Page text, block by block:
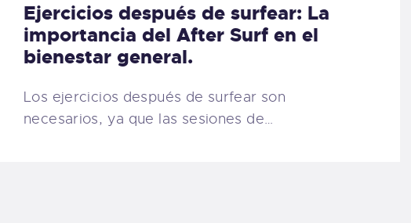
CARRITO
TIENDA FAMILY
SURFERS
Ejercicios después de surfear: La
importancia del After Surf en el
bienestar general.
Los ejercicios después de surfear son
necesarios, ya que las sesiones de…